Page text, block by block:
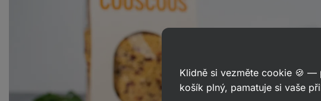
Klidně si vezměte cookie 🍪 —
košík plný, pamatuje si vaše